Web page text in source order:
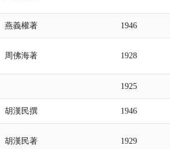
燕義權著 1946
周佛海著 1928
1925
胡漢民撰 1946
胡漢民著 1929